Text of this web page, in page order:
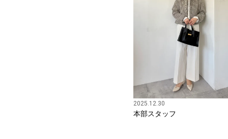
2025.12.30
本部スタッフ